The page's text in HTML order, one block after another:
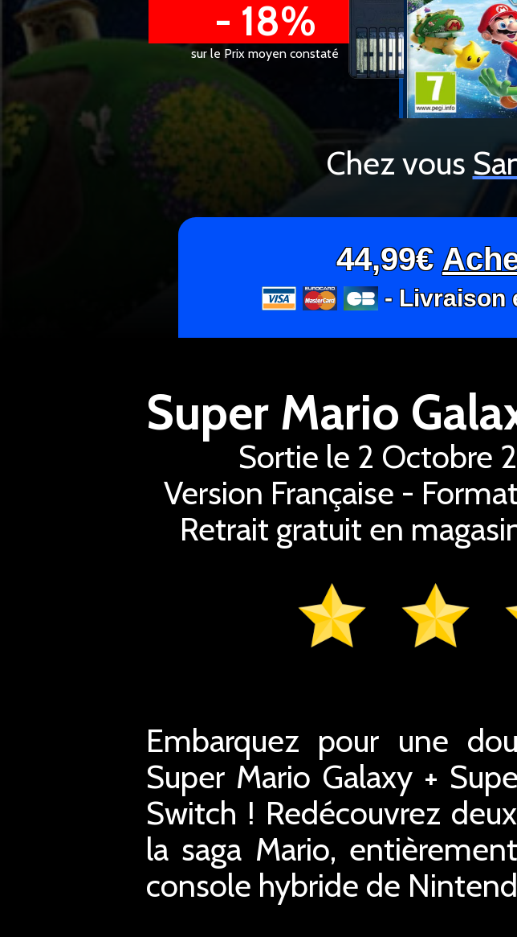
- 18%
sur le Prix moyen constaté
Chez vous
44,99€
- Livraison
Sortie le 2 Octobre
Version Française -
Retrait gratuit en
Embarquez pour une
Super Mario Galaxy +
Switch ! Redécouvrez
la saga Mario,
console hybride de